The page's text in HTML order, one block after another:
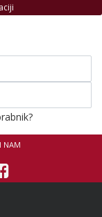
NAM
Facebook